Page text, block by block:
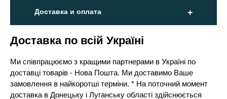
Доставка и оплата
Доставка по всій Україні
Ми співпрацюємо з кращими партнерами в Україні по
доставці товарів - Нова Пошта. Ми доставимо Ваше
замовлення в найкоротші терміни. * На поточний момент
доставка в Донецьку і Луганську області здійснюється